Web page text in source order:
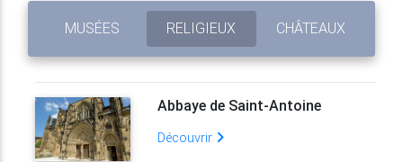
MUSÉES RELIGIEUX CHÂTEAUX
Abbaye de Saint-Antoine
Découvrir